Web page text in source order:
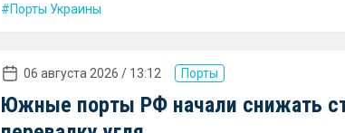
Порты Украины
06 августа 2026 / 13:12 Порты
Южные порты РФ начали снижать